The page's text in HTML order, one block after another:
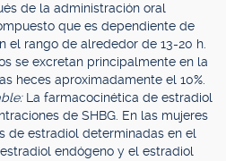
de la administración oral
que es dependiente de
el rango de alrededor de 13-20 h.
se excretan principalmente en la
heces aproximadamente el 10%.
La farmacocinética de estradiol
de SHBG. En las mujeres
de estradiol determinadas en el
endógeno y el estradiol